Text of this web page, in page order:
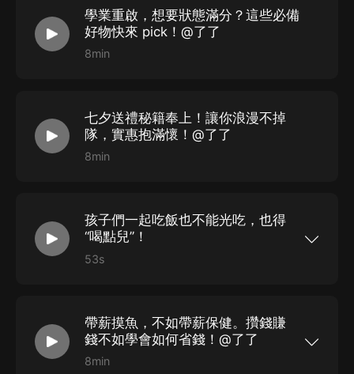
學業重啟，想要狀態滿分？這些必備
好物快來 pick！@了了
8min
七夕送禮秘籍奉上！讓你浪漫不掉
隊，實惠抱滿懷！@了了
8min
孩子們一起吃飯也不能光吃，也得
“喝點兒”！
53s
帶薪摸魚，不如帶薪保健。攢錢賺
錢不如學會如何省錢！@了了
8min